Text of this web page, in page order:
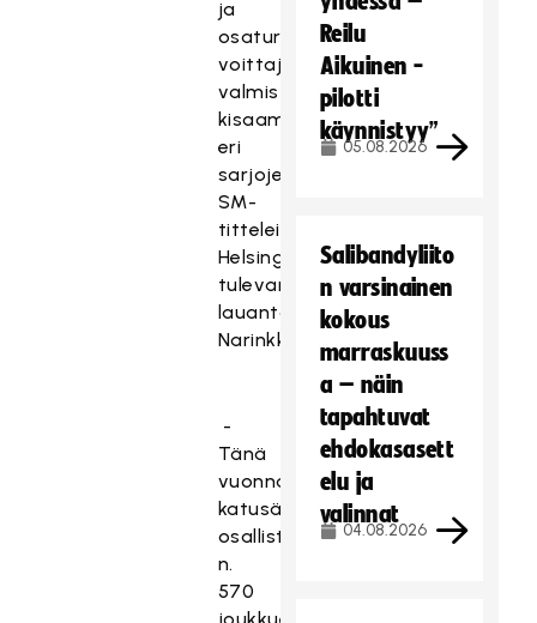
ja
osaturnausten
voittajajoukkueet
valmistautuvat
kisaamaan
eri
sarjojen
SM-
titteleistä
Helsingissä
tulevana
lauantaina
Narinkkatorilla.
-
Tänä
vuonna
katusählyturnauksiin
osallistui
n.
570
Reilu
Aikuinen -
pilotti
käynnistyy”
05.08.2026
Salibandyliito
n varsinainen
kokous
marraskuuss
a – näin
tapahtuvat
ehdokasasett
elu ja
valinnat
04.08.2026